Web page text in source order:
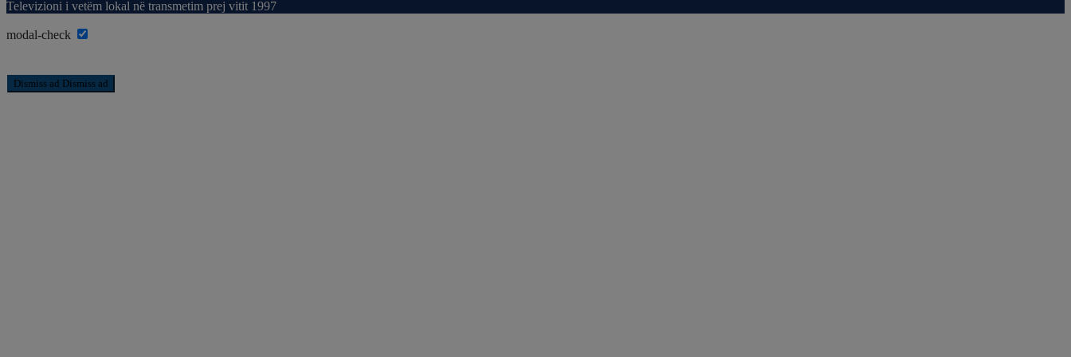
Televizioni i vetëm lokal në transmetim prej vitit 1997
modal-check
Dismiss ad Dismiss ad